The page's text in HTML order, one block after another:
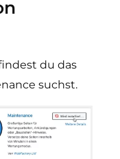
du das
suchst.